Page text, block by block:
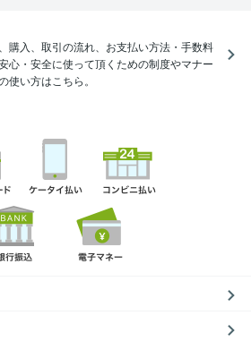
購入、取引の流れ、お支払い方法・手数料
心・安全に使って頂くための制度やマナー
使い方はこちら。